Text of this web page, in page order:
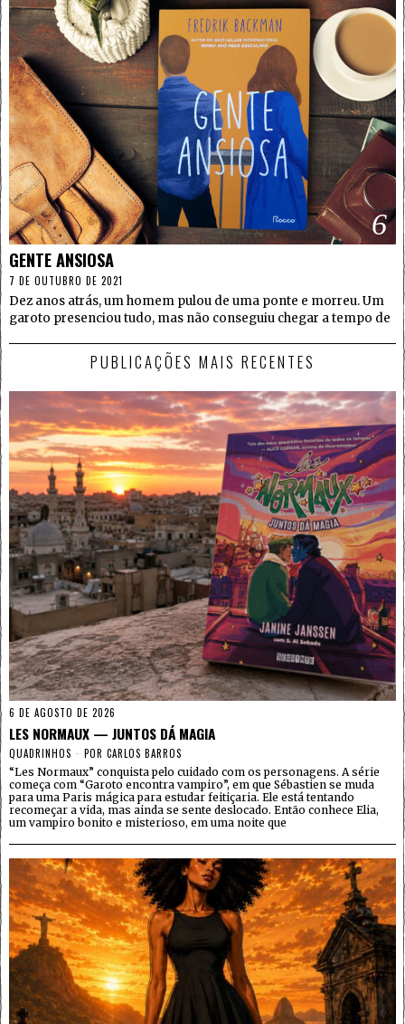
6
GENTE ANSIOSA
7 DE OUTUBRO DE 2021
Dez anos atrás, um homem pulou de uma ponte e morreu. Um
garoto presenciou tudo, mas não conseguiu chegar a tempo de
PUBLICAÇÕES MAIS RECENTES
6 DE AGOSTO DE 2026
LES NORMAUX — JUNTOS DÁ MAGIA
QUADRINHOS POR CARLOS BARROS
“Les Normaux” conquista pelo cuidado com os personagens. A série
começa com “Garoto encontra vampiro”, em que Sébastien se muda
para uma Paris mágica para estudar feitiçaria. Ele está tentando
recomeçar a vida, mas ainda se sente deslocado. Então conhece Elia,
um vampiro bonito e misterioso, em uma noite que